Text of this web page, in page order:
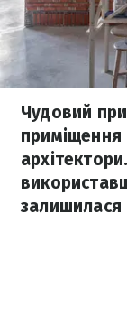
Чудовий
приміщення
залишилася